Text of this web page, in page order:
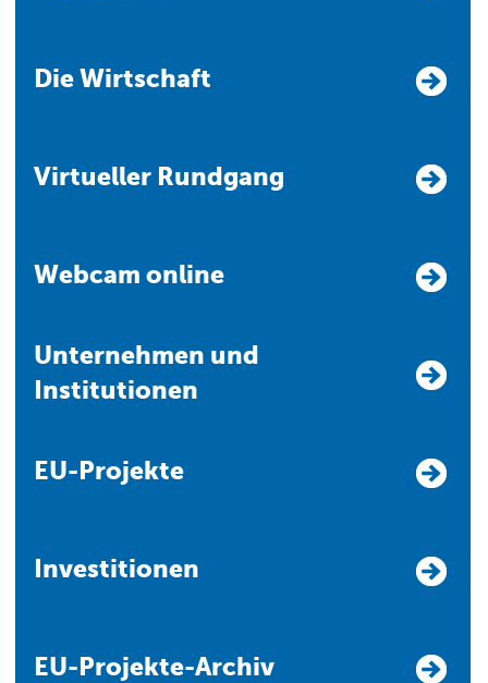
Die Wirtschaft
Virtueller Rundgang
Webcam online
Unternehmen und
Institutionen
EU-Projekte
Investitionen
EU-Projekte-Archiv